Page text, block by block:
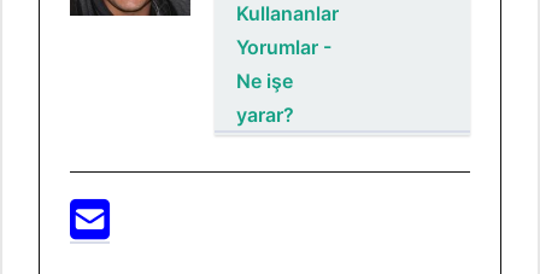
Kullananlar
Yorumlar -
Ne işe
yarar?